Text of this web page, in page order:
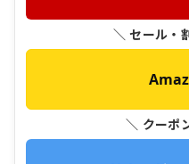
＼ セール・
＼ クーポ